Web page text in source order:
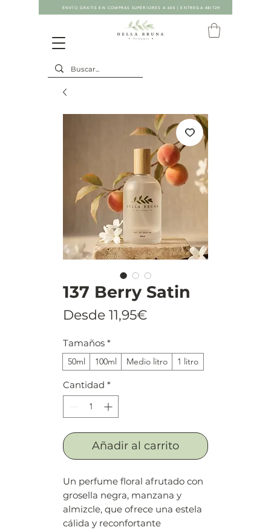
ENVÍO GRATIS EN COMPRAS SUPERIORES A 60€ | ENTREGA 48/72H
137 Berry Satin
Desde 11,95€
Tamaños *
50ml 100ml Medio litro 1 litro
Cantidad *
Añadir al carrito
Un perfume floral afrutado con
grosella negra, manzana y
almizcle, que ofrece una estela
cálida y reconfortante